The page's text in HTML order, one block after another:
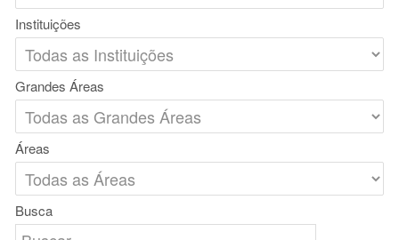
Instituições
Grandes Áreas
Áreas
Busca